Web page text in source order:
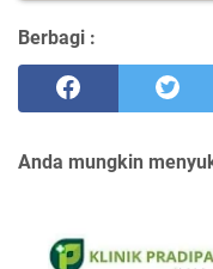
Berbagi :
Anda mungkin